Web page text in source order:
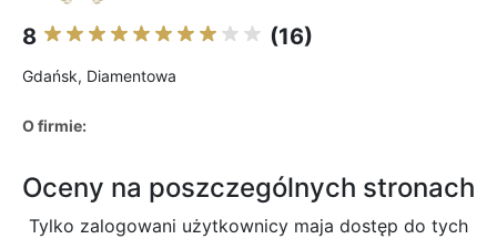
8 (16)
Gdańsk, Diamentowa
O firmie:
Oceny na poszczególnych stronach
Tylko zalogowani użytkownicy maja dostęp do tych